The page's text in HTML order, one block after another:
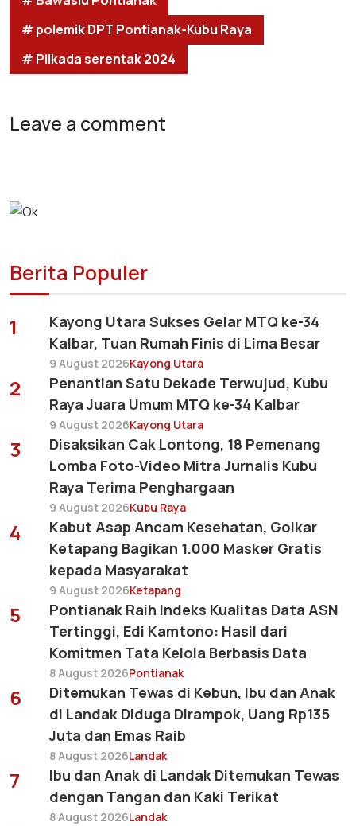
# polemik DPT Pontianak-Kubu Raya
# Pilkada serentak 2024
Leave a comment
Berita Populer
1
Kayong Utara Sukses Gelar MTQ ke-34
Kalbar, Tuan Rumah Finis di Lima Besar
9 August 2026Kayong Utara
2
Penantian Satu Dekade Terwujud, Kubu
Raya Juara Umum MTQ ke-34 Kalbar
9 August 2026Kayong Utara
3
Disaksikan Cak Lontong, 18 Pemenang
Lomba Foto-Video Mitra Jurnalis Kubu
Raya Terima Penghargaan
9 August 2026Kubu Raya
4
Kabut Asap Ancam Kesehatan, Golkar
Ketapang Bagikan 1.000 Masker Gratis
kepada Masyarakat
9 August 2026Ketapang
5
Pontianak Raih Indeks Kualitas Data ASN
Tertinggi, Edi Kamtono: Hasil dari
Komitmen Tata Kelola Berbasis Data
8 August 2026Pontianak
6
Ditemukan Tewas di Kebun, Ibu dan Anak
di Landak Diduga Dirampok, Uang Rp135
Juta dan Emas Raib
8 August 2026Landak
7
Ibu dan Anak di Landak Ditemukan Tewas
dengan Tangan dan Kaki Terikat
8 August 2026Landak